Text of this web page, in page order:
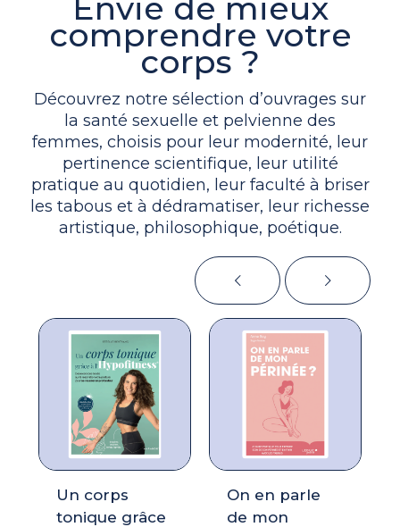
Envie de mieux
comprendre votre
corps ?
Découvrez notre sélection d’ouvrages sur
la santé sexuelle et pelvienne des
femmes, choisis pour leur modernité, leur
pertinence scientifique, leur utilité
pratique au quotidien, leur faculté à briser
les tabous et à dédramatiser, leur richesse
artistique, philosophique, poétique.
Un corps
tonique grâce
On en parle
de mon